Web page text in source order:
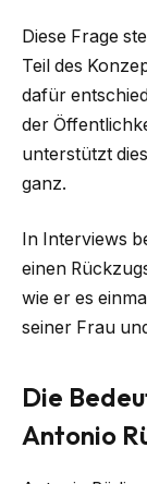
Diese Frage
Teil des
dafür
der
unterstützt
ganz.
In Interviews
einen
wie er es
seiner Frau
Die
Antonio